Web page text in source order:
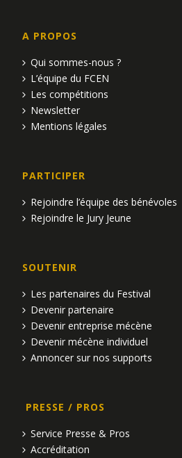
A PROPOS
Qui sommes-nous ?
L’équipe du FCEN
Les compétitions
Newsletter
Mentions légales
PARTICIPER
Rejoindre l’équipe des bénévoles
Rejoindre le Jury Jeune
SOUTENIR
Les partenaires du Festival
Devenir partenaire
Devenir entreprise mécène
Devenir mécène individuel
Annoncer sur nos supports
PRESSE / PROS
Service Presse & Pros
Accréditation